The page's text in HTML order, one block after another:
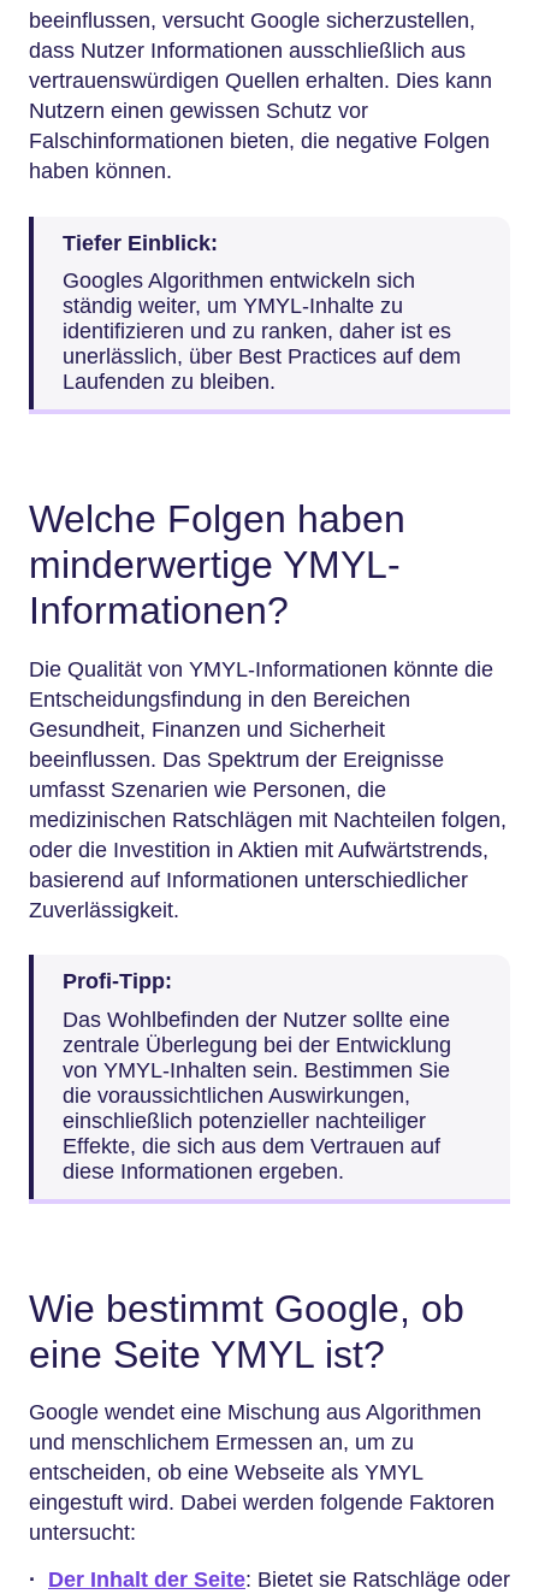
beeinflussen, versucht Google sicherzustellen,
dass Nutzer Informationen ausschließlich aus
vertrauenswürdigen Quellen erhalten. Dies kann
Nutzern einen gewissen Schutz vor
Falschinformationen bieten, die negative Folgen
haben können.
Tiefer Einblick:
Googles Algorithmen entwickeln sich
ständig weiter, um YMYL-Inhalte zu
identifizieren und zu ranken, daher ist es
unerlässlich, über Best Practices auf dem
Laufenden zu bleiben.
Welche Folgen haben
minderwertige YMYL-
Informationen?
Die Qualität von YMYL-Informationen könnte die
Entscheidungsfindung in den Bereichen
Gesundheit, Finanzen und Sicherheit
beeinflussen. Das Spektrum der Ereignisse
umfasst Szenarien wie Personen, die
medizinischen Ratschlägen mit Nachteilen folgen,
oder die Investition in Aktien mit Aufwärtstrends,
basierend auf Informationen unterschiedlicher
Zuverlässigkeit.
Profi-Tipp:
Das Wohlbefinden der Nutzer sollte eine
zentrale Überlegung bei der Entwicklung
von YMYL-Inhalten sein. Bestimmen Sie
die voraussichtlichen Auswirkungen,
einschließlich potenzieller nachteiliger
Effekte, die sich aus dem Vertrauen auf
diese Informationen ergeben.
Wie bestimmt Google, ob
eine Seite YMYL ist?
Google wendet eine Mischung aus Algorithmen
und menschlichem Ermessen an, um zu
entscheiden, ob eine Webseite als YMYL
eingestuft wird. Dabei werden folgende Faktoren
untersucht:
· Der Inhalt der Seite: Bietet sie Ratschläge oder